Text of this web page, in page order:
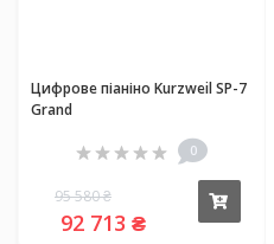
Цифрове піаніно Kurzweil SP-7
Grand
0
95 580 ₴
92 713 ₴